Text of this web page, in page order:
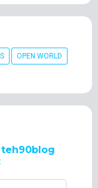
OPEN WORLD